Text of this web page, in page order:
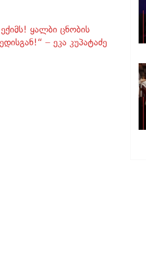
ყალბი ცნობის
– ეკა კუპატაძე